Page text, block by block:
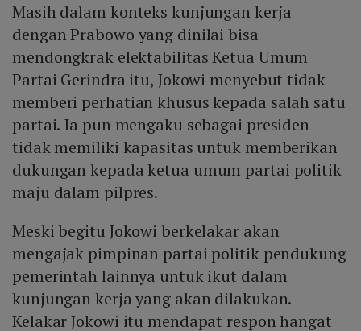
Masih dalam konteks kunjungan kerja
dengan Prabowo yang dinilai bisa
mendongkrak elektabilitas Ketua Umum
Partai Gerindra itu, Jokowi menyebut tidak
memberi perhatian khusus kepada salah satu
partai. Ia pun mengaku sebagai presiden
tidak memiliki kapasitas untuk memberikan
dukungan kepada ketua umum partai politik
maju dalam pilpres.
Meski begitu Jokowi berkelakar akan
mengajak pimpinan partai politik pendukung
pemerintah lainnya untuk ikut dalam
kunjungan kerja yang akan dilakukan.
Kelakar Jokowi itu mendapat respon hangat